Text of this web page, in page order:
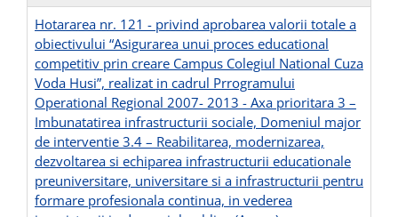
Hotararea nr. 121 - privind aprobarea valorii totale a
obiectivului “Asigurarea unui proces educational
competitiv prin creare Campus Colegiul National Cuza
Voda Husi”, realizat in cadrul Prrogramului
Operational Regional 2007- 2013 - Axa prioritara 3 –
Imbunatatirea infrastructurii sociale, Domeniul major
de interventie 3.4 – Reabilitarea, modernizarea,
dezvoltarea si echiparea infrastructurii educationale
preuniversitare, universitare si a infrastructurii pentru
formare profesionala continua, in vederea